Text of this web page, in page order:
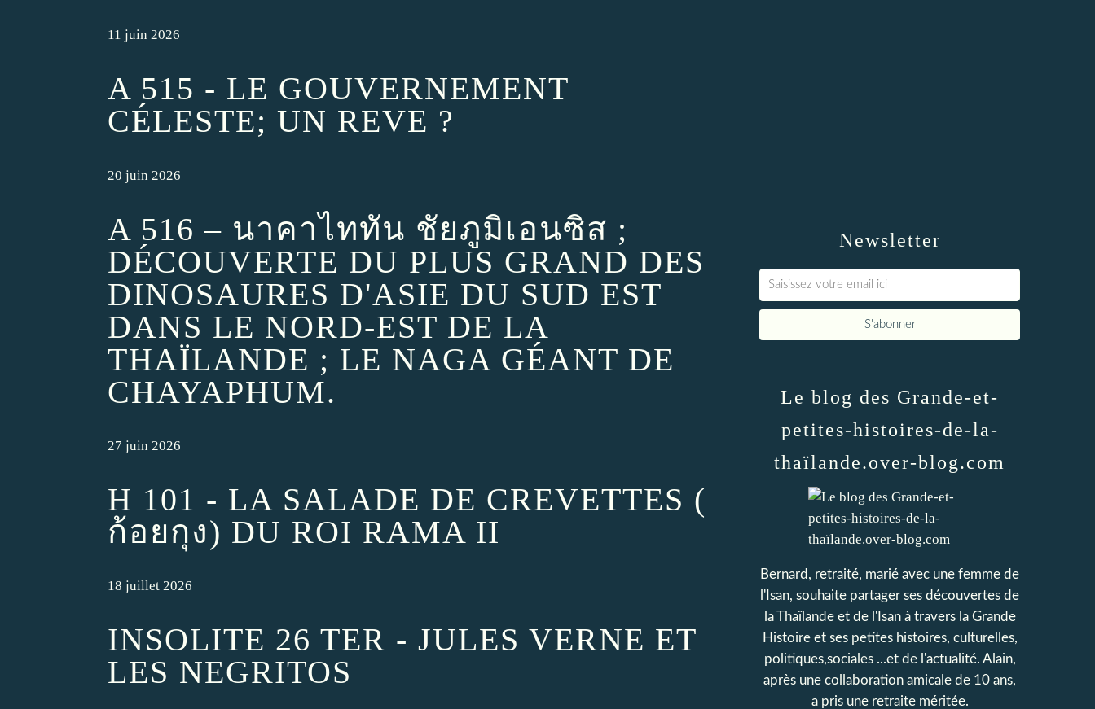
11 juin 2026
A 515 - LE GOUVERNEMENT
CÉLESTE; UN REVE ?
20 juin 2026
A 516 – นาคาไททัน ชัยภูมิเอนซิส ;
DÉCOUVERTE DU PLUS GRAND DES
DINOSAURES D'ASIE DU SUD EST
DANS LE NORD-EST DE LA
THAÏLANDE ; LE NAGA GÉANT DE
CHAYAPHUM.
27 juin 2026
H 101 - LA SALADE DE CREVETTES (
ก้อยกุง) DU ROI RAMA II
18 juillet 2026
INSOLITE 26 TER - JULES VERNE ET
LES NEGRITOS
Newsletter
Le blog des Grande-et-
petites-histoires-de-la-
thaïlande.over-blog.com
Bernard, retraité, marié avec une femme de
l'Isan, souhaite partager ses découvertes de
la Thaïlande et de l'Isan à travers la Grande
Histoire et ses petites histoires, culturelles,
politiques,sociales ...et de l'actualité. Alain,
après une collaboration amicale de 10 ans,
a pris une retraite méritée.